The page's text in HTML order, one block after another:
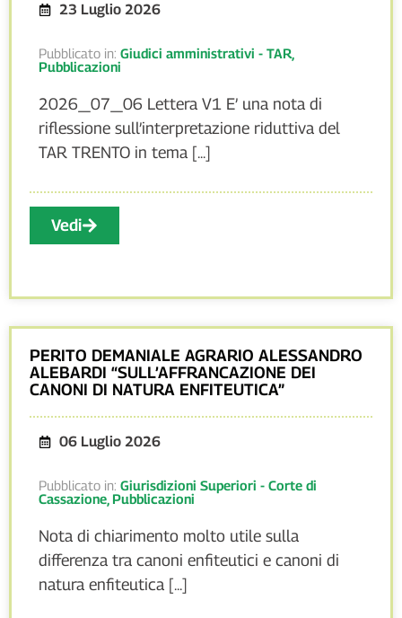
23 Luglio 2026
Pubblicato in: Giudici amministrativi - TAR,
Pubblicazioni
2026_07_06 Lettera V1 E’ una nota di
riflessione sull’interpretazione riduttiva del
TAR TRENTO in tema [...]
Vedi
PERITO DEMANIALE AGRARIO ALESSANDRO
ALEBARDI “SULL’AFFRANCAZIONE DEI
CANONI DI NATURA ENFITEUTICA”
06 Luglio 2026
Pubblicato in: Giurisdizioni Superiori - Corte di
Cassazione, Pubblicazioni
Nota di chiarimento molto utile sulla
differenza tra canoni enfiteutici e canoni di
natura enfiteutica [...]